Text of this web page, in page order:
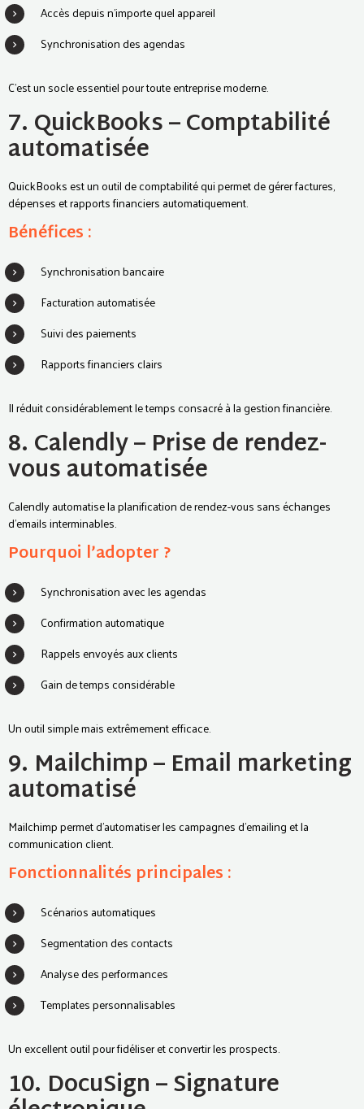
Accès depuis n’importe quel appareil
Synchronisation des agendas
C’est un socle essentiel pour toute entreprise moderne.
7. QuickBooks – Comptabilité
automatisée
QuickBooks est un outil de comptabilité qui permet de gérer factures,
dépenses et rapports financiers automatiquement.
Bénéfices :
Synchronisation bancaire
Facturation automatisée
Suivi des paiements
Rapports financiers clairs
Il réduit considérablement le temps consacré à la gestion financière.
8. Calendly – Prise de rendez-
vous automatisée
Calendly automatise la planification de rendez-vous sans échanges
d’emails interminables.
Pourquoi l’adopter ?
Synchronisation avec les agendas
Confirmation automatique
Rappels envoyés aux clients
Gain de temps considérable
Un outil simple mais extrêmement efficace.
9. Mailchimp – Email marketing
automatisé
Mailchimp permet d’automatiser les campagnes d’emailing et la
communication client.
Fonctionnalités principales :
Scénarios automatiques
Segmentation des contacts
Analyse des performances
Templates personnalisables
Un excellent outil pour fidéliser et convertir les prospects.
10. DocuSign – Signature